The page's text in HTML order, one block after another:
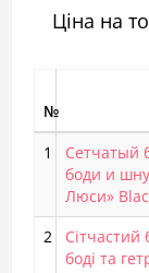
Ціна на
№
1
Сетчатый
боди и
Люси»
2
Сітчастий
боді та